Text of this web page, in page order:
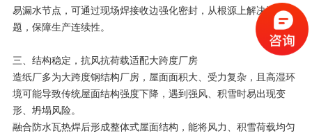
易漏水节点，可通过现场焊接收边强化密封，从根源上解决渗漏问
题，保障生产连续性。
三、结构稳定，抗风抗荷载适配大跨度厂房
造纸厂多为大跨度钢结构厂房，屋面面积大、受力复杂，且高湿环
境可能导致传统屋面结构强度下降，遇到强风、积雪时易出现变
形、坍塌风险。
融合防水瓦热焊后形成整体式屋面结构，能将风力、积雪荷载均匀